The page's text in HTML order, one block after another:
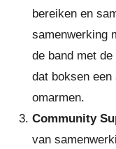
bereiken en
samenwerking
de band met
dat boksen
omarmen.
Community
van